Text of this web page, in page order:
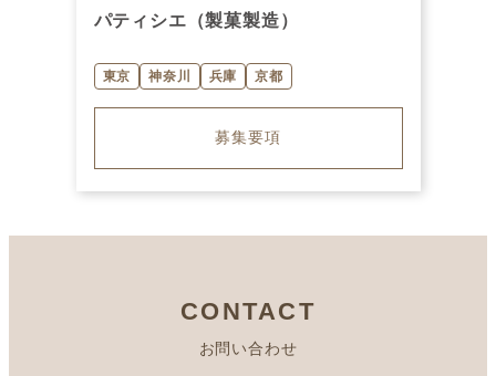
パティシエ（製菓製造）
東京 神奈川 兵庫 京都
募集要項
CONTACT
お問い合わせ